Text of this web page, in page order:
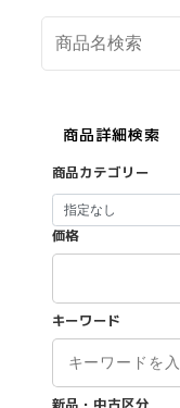
商品詳細検索
商品カテゴリー
価格
キーワード